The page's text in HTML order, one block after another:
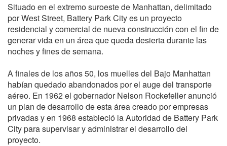
Situado en el extremo suroeste de Manhattan, delimitado
por West Street, Battery Park City es un proyecto
residencial y comercial de nueva construcción con el fin de
generar vida en un área que queda desierta durante las
noches y fines de semana.
A finales de los años 50, los muelles del Bajo Manhattan
habían quedado abandonados por el auge del transporte
aéreo. En 1962 el gobernador Nelson Rockefeller anunció
un plan de desarrollo de esta área creado por empresas
privadas y en 1968 estableció la Autoridad de Battery Park
City para supervisar y administrar el desarrollo del
proyecto.